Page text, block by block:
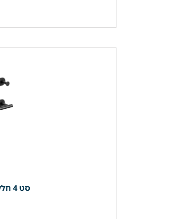
סט 4 חלקים למקלחת | 3 קולבים + מחזיק נייר (מוט מגבת רחצה 40 ס"מ) *בהדבקה* | שחור מט | מק"ט 203BL